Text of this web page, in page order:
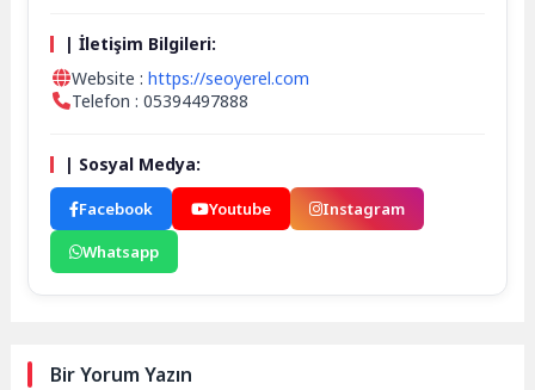
| İletişim Bilgileri:
Website :https://seoyerel.com
Telefon : 05394497888
| Sosyal Medya:
Facebook Youtube
Instagram
Whatsapp
Bir Yorum Yazın